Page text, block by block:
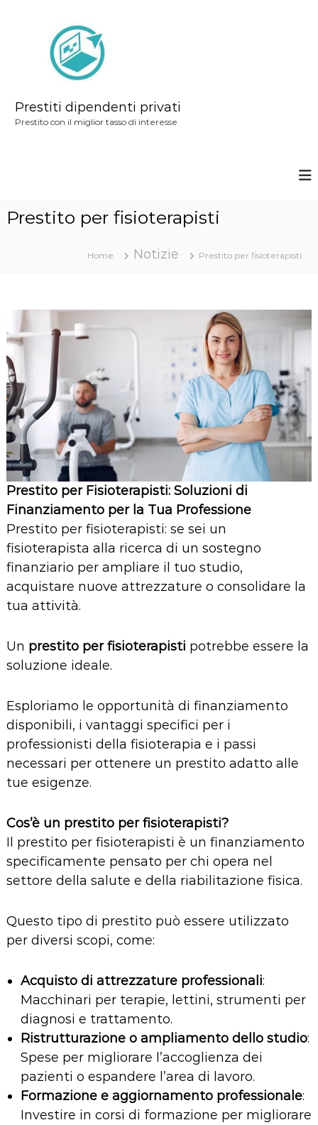
Prestiti dipendenti privati
Prestito con il miglior tasso di interesse
Prestito per fisioterapisti
Home Notizie Prestito per fisioterapisti
Prestito per Fisioterapisti: Soluzioni di
Finanziamento per la Tua Professione
Prestito per fisioterapisti: se sei un
fisioterapista alla ricerca di un sostegno
finanziario per ampliare il tuo studio,
acquistare nuove attrezzature o consolidare la
tua attività.
Un prestito per fisioterapisti potrebbe essere la
soluzione ideale.
Esploriamo le opportunità di finanziamento
disponibili, i vantaggi specifici per i
professionisti della fisioterapia e i passi
necessari per ottenere un prestito adatto alle
tue esigenze.
Cos’è un prestito per fisioterapisti?
Il prestito per fisioterapisti è un finanziamento
specificamente pensato per chi opera nel
settore della salute e della riabilitazione fisica.
Questo tipo di prestito può essere utilizzato
per diversi scopi, come:
Acquisto di attrezzature professionali:
Macchinari per terapie, lettini, strumenti per
diagnosi e trattamento.
Ristrutturazione o ampliamento dello studio:
Spese per migliorare l’accoglienza dei
pazienti o espandere l’area di lavoro.
Formazione e aggiornamento professionale:
Investire in corsi di formazione per migliorare